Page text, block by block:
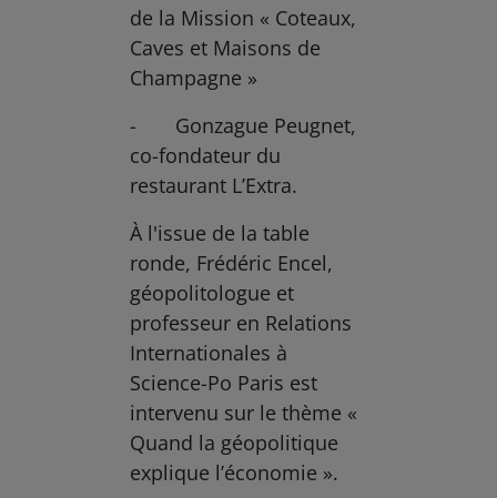
de la Mission « Coteaux,
Caves et Maisons de
Champagne »
- Gonzague Peugnet,
co-fondateur du
restaurant L’Extra.
À l'issue de la table
ronde, Frédéric Encel,
géopolitologue et
professeur en Relations
Internationales à
Science-Po Paris est
intervenu sur le thème «
Quand la géopolitique
explique l’économie ».